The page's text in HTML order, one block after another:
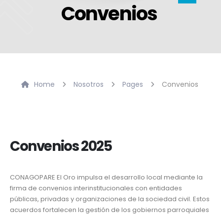
Convenios
Home Nosotros Pages Convenios
Convenios 2025
CONAGOPARE El Oro impulsa el desarrollo local mediante la
firma de convenios interinstitucionales con entidades
públicas, privadas y organizaciones de la sociedad civil. Estos
acuerdos fortalecen la gestión de los gobiernos parroquiales